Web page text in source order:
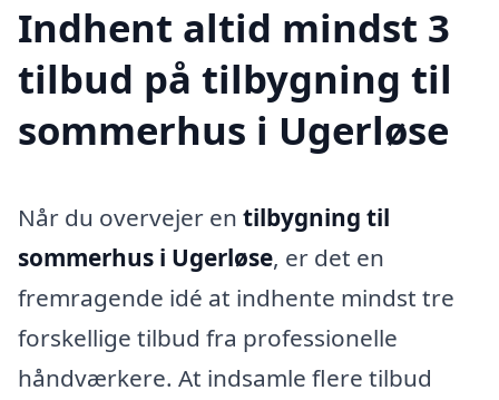
Indhent altid mindst 3
tilbud på tilbygning til
sommerhus i Ugerløse
Når du overvejer en tilbygning til
sommerhus i Ugerløse, er det en
fremragende idé at indhente mindst tre
forskellige tilbud fra professionelle
håndværkere. At indsamle flere tilbud